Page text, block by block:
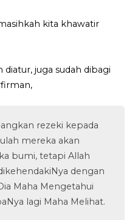
kita khawatir
diatur, juga sudah dibagi
rezeki kepada
mereka akan
bumi, tetapi Allah
dengan
Maha Mengetahui
lagi Maha Melihat.